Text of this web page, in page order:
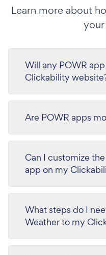
Learn more about
Will any POWR
Clickability
Are POWR apps
Can I customize
app on my
What steps do I
Weather to my